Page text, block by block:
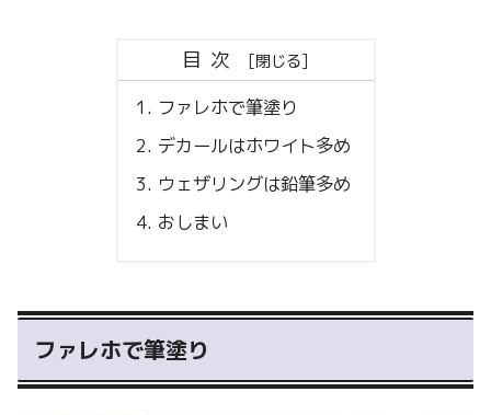
目次
ファレホで筆塗り
デカールはホワイト多め
ウェザリングは鉛筆多め
おしまい
ファレホで筆塗り